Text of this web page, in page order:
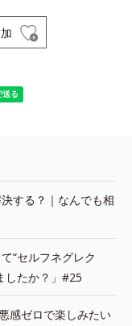
する？｜なんでも相
“セルフネグレク
したか？」#25
感ゼロで楽しみたい